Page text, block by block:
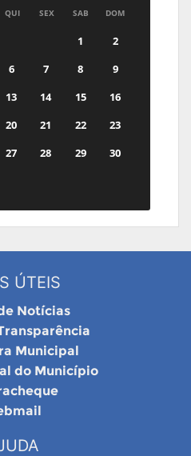
QUI SEX SAB DOM
1
2
6 7 8
9
13 14 15
16
20 21 22
23
27 28 29
30
ÚTEIS
Notícias
Municipal
do Município